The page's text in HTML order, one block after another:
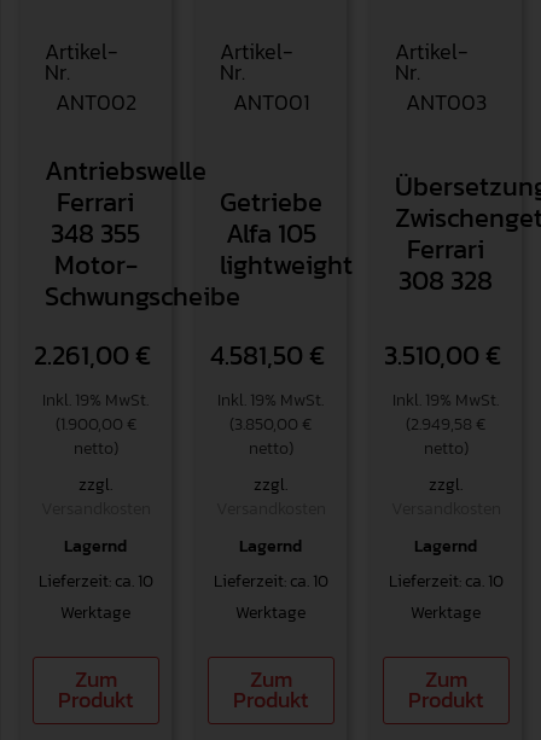
Artikel-
Nr.
ANT002
Antriebswelle
Ferrari
348 355
Motor-
Schwungscheibe
2.261,00 €
Inkl. 19% MwSt.
(1.900,00 €
netto)
zzgl.
Lagernd
Lieferzeit: ca. 10
Werktage
Zum
Produkt
Artikel-
Nr.
ANT001
Getriebe
Alfa 105
lightweight
4.581,50 €
Inkl. 19% MwSt.
(3.850,00 €
netto)
zzgl.
Lagernd
Lieferzeit: ca. 10
Werktage
Zum
Produkt
Artikel-
Nr.
ANT003
Ferrari
308 328
3.510,00 €
Inkl. 19% MwSt.
(2.949,58 €
netto)
zzgl.
Lagernd
Lieferzeit: ca. 10
Werktage
Zum
Produkt